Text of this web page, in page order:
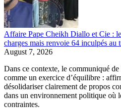
Affaire Pape Cheikh Diallo et Cie :
charges mais renvoie 64 inculpés au
August 7, 2026
Dans ce contexte, le communiqué
comme un exercice d’équilibre :
désolidariser clairement de propos
dans un environnement politique où
contraintes.